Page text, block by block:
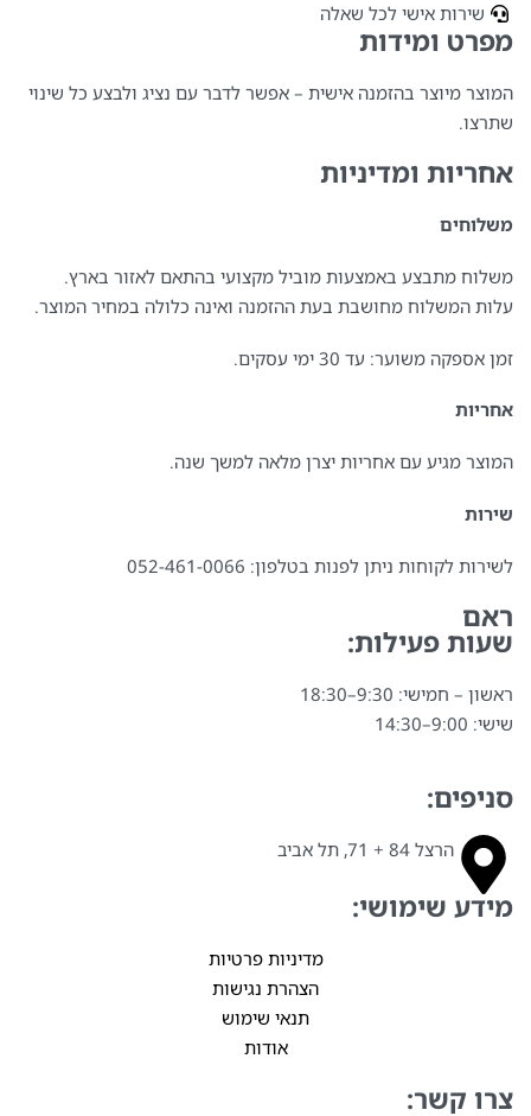
שירות אישי לכל שאלה
מפרט ומידות
המוצר מיוצר בהזמנה אישית – אפשר לדבר עם נציג ולבצע כל שינוי
שתרצו.
אחריות ומדיניות
משלוחים
משלוח מתבצע באמצעות מוביל מקצועי בהתאם לאזור בארץ.
עלות המשלוח מחושבת בעת ההזמנה ואינה כלולה במחיר המוצר.
זמן אספקה משוער: עד 30 ימי עסקים.
אחריות
המוצר מגיע עם אחריות יצרן מלאה למשך שנה.
שירות
לשירות לקוחות ניתן לפנות בטלפון: 052-461-0066⁩
ראם
שעות פעילות:
ראשון – חמישי: 9:30–18:30
שישי: 9:00–14:30
סניפים:
הרצל 84 + 71, תל אביב
מידע שימושי:
מדיניות פרטיות
הצהרת נגישות
תנאי שימוש
אודות
צרו קשר: